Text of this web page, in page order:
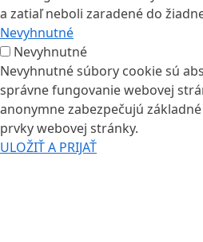
a zatiaľ neboli zaradené do
Nevyhnutné
Nevyhnutné
Nevyhnutné súbory cookie sú
správne fungovanie webovej
anonymne zabezpečujú
prvky webovej stránky.
ULOŽIŤ A PRIJAŤ